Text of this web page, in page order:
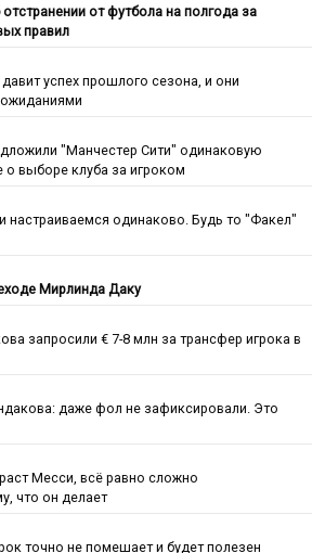
от футбола на полгода за
правил
успех прошлого сезона, и они
"Манчестер Сити" одинаковую
выборе клуба за игроком
настраиваемся одинаково. Будь то "Факел"
Мирлинда Даку
запросили € 7-8 млн за трансфер игрока в
даже фол не зафиксировали. Это
Месси, всё равно сложно
что он делает
точно не помешает и будет полезен